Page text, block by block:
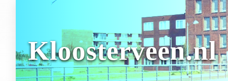
Kloosterveen.nl